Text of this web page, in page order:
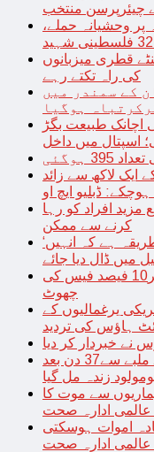
چیئرپرسن منتخب
وحشیانہ حملے،
قطری میزبانوں
کی راہ تکتے رہے
کے سمندر میں
ہوگیا
کی اچانک طبیعت بگڑ
اسپتال میں داخل
ہوگئی
ایک لاکھ سے زائد
ڈبلیو ایچ او
افراد کو رہا
کرنے سے ممکن
‘ججوں پر ٹرمپ کے حملے روکنے کا واحد طریقہ ہے کہ انہیں
افغان ٹرانزٹ ٹریڈ کی درآمدی اشیا پر10 فیصد فیس کی
چھوٹ
یرغمالیوں کے
ہاؤس کی تردید
نے خبردار کر دیا
جسے اللہ رکھے؛ غزہ میں گھر کے ملبے سے37 دن بعد
زندہ مل گیا
سے موت کا
ادارہ صحت
اموات ہوسکتی
عالمی ادارہ صحت